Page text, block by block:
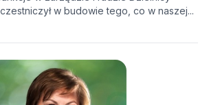
ul. W.
w budowie tego, co w naszej...